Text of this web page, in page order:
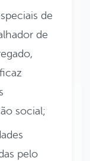
de
de
social;
pelo